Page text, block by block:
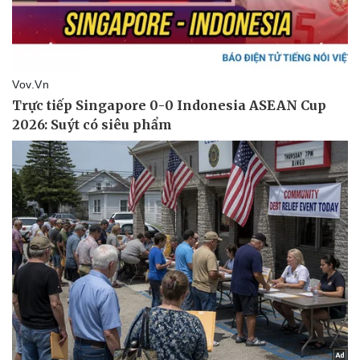
Pháp luật
Vụ án
Tin nóng
Quân sự - Quốc phòng
Vũ khí
Việt Nam